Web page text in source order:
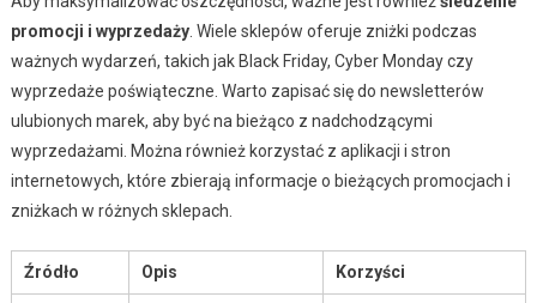
promocji i wyprzedaży. Wiele sklepów oferuje zniżki podczas
ważnych wydarzeń, takich jak Black Friday, Cyber Monday czy
wyprzedaże poświąteczne. Warto zapisać się do newsletterów
ulubionych marek, aby być na bieżąco z nadchodzącymi
wyprzedażami. Można również korzystać z aplikacji i stron
internetowych, które zbierają informacje o bieżących promocjach i
zniżkach w różnych sklepach.
Źródło Opis Korzyści